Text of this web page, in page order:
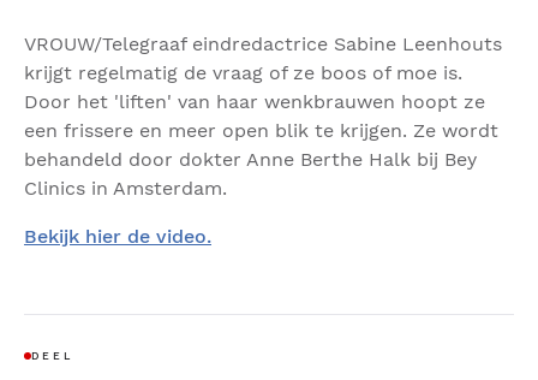
VROUW/Telegraaf eindredactrice Sabine Leenhouts
krijgt regelmatig de vraag of ze boos of moe is.
Door het 'liften' van haar wenkbrauwen hoopt ze
een frissere en meer open blik te krijgen. Ze wordt
behandeld door dokter Anne Berthe Halk bij Bey
Clinics in Amsterdam.
Bekijk hier de video.
DEEL